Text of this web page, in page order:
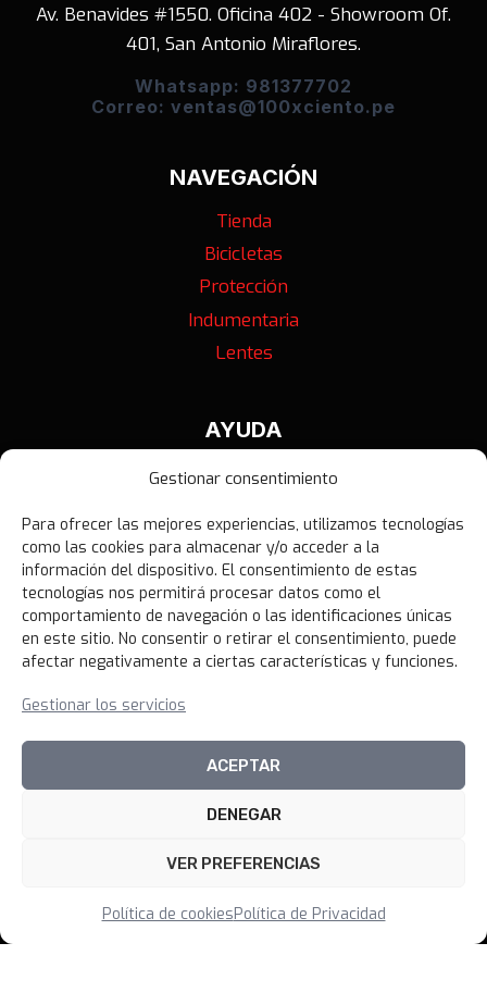
Gestionar consentimiento
Para ofrecer las mejores experiencias, utilizamos tecnologías
como las cookies para almacenar y/o acceder a la
información del dispositivo. El consentimiento de estas
tecnologías nos permitirá procesar datos como el
comportamiento de navegación o las identificaciones únicas
en este sitio. No consentir o retirar el consentimiento, puede
afectar negativamente a ciertas características y funciones.
Gestionar los servicios
ACEPTAR
DENEGAR
VER PREFERENCIAS
Política de cookiesPolítica de Privacidad
Av. Benavides #1550. Oficina 402 - Showroom Of.
401, San Antonio Miraflores.
Whatsapp: 981377702
Correo: ventas@100xciento.pe
NAVEGACIÓN
Tienda
Bicicletas
Protección
Indumentaria
Lentes
AYUDA
Contáctanos
Política de Privacidad
Política de Devoluciones
Libro de Reclamaciones
© 2026 100xciento Perú